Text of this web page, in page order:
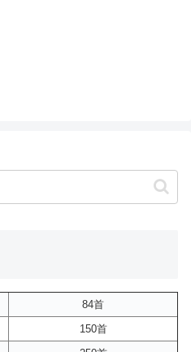
84首
150首